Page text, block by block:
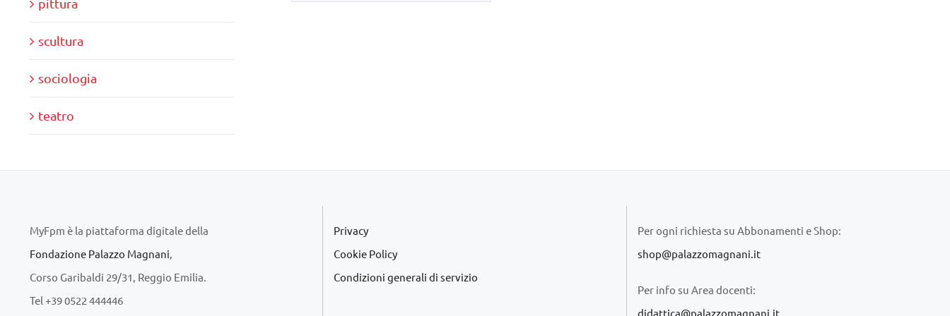
scultura
sociologia
teatro
MyFpm è la piattaforma digitale della
Fondazione Palazzo Magnani
Corso Garibaldi 29/31, Reggio Emilia.
Tel +39 0522 444446
Privacy
Cookie Policy
Condizioni generali di servizio
Per ogni richiesta su Abbonamenti e Shop:
shop@palazzomagnani.it
Per info su Area docenti:
didattica@palazzomagnani.it